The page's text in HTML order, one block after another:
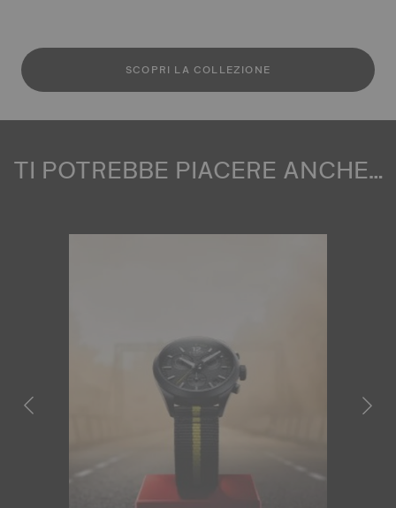
SCOPRI LA COLLEZIONE
TI POTREBBE PIACERE ANCHE…